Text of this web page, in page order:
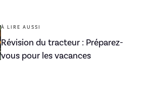
À LIRE AUSSI
Révision du tracteur : Préparez-
vous pour les vacances